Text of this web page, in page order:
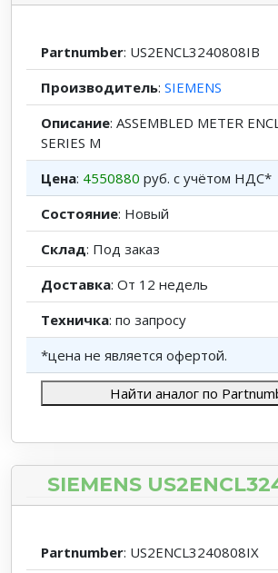
Partnumber: US2ENCL3240808IB
Производитель: SIEMENS
Описание: ASSEMBLED METER
SERIES M
Цена: 4550880 руб. с учётом НДС*
Состояние: Новый
Склад: Под заказ
Доставка: От 12 недель
Техничка: по запросу
*цена не является офертой.
Найти аналог по
SIEMENS
Partnumber: US2ENCL3240808IX